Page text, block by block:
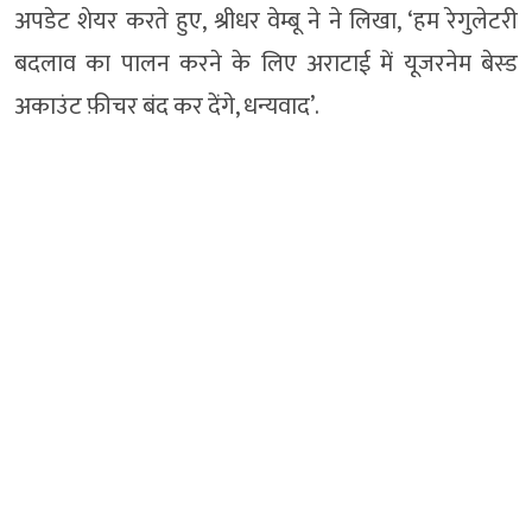
अपडेट शेयर करते हुए, श्रीधर वेम्बू ने ने लिखा, ‘हम रेगुलेटरी
बदलाव का पालन करने के लिए अराटाई में यूजरनेम बेस्ड
अकाउंट फ़ीचर बंद कर देंगे, धन्यवाद’.